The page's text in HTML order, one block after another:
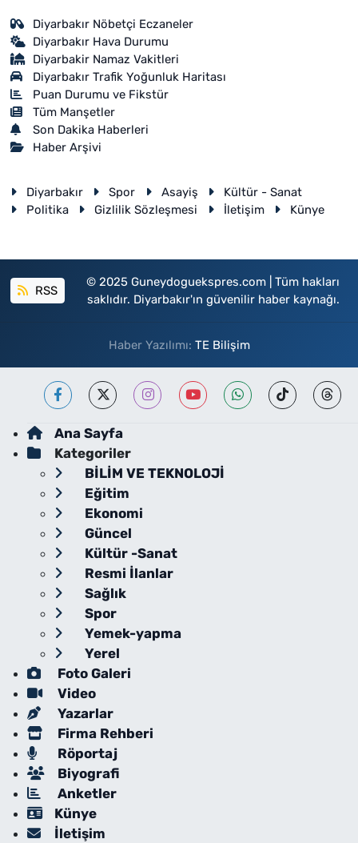
Diyarbakır Nöbetçi Eczaneler
Diyarbakır Hava Durumu
Diyarbakir Namaz Vakitleri
Diyarbakır Trafik Yoğunluk Haritası
Puan Durumu ve Fikstür
Tüm Manşetler
Son Dakika Haberleri
Haber Arşivi
Diyarbakır Spor Asayiş
Kültür - Sanat
Politika
Gizlilik Sözleşmesi İletişim Künye
RSS
© 2025 Guneydoguekspres.com | Tüm hakları
saklıdır. Diyarbakır'ın güvenilir haber kaynağı.
Haber Yazılımı: TE Bilişim
Ana Sayfa
Kategoriler
BİLİM VE TEKNOLOJİ
Eğitim
Ekonomi
Güncel
Kültür -Sanat
Resmi İlanlar
Sağlık
Spor
Yemek-yapma
Yerel
Foto Galeri
Video
Yazarlar
Firma Rehberi
Röportaj
Biyografi
Anketler
Künye
İletişim